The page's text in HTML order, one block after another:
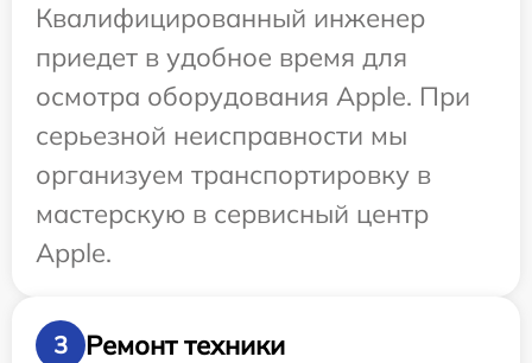
Квалифицированный инженер
приедет в удобное время для
осмотра оборудования Apple. При
серьезной неисправности мы
организуем транспортировку в
мастерскую в сервисный центр
Apple.
3
Ремонт техники